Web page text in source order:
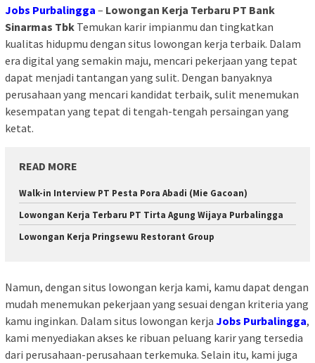
Jobs Purbalingga – Lowongan Kerja Terbaru PT Bank
Sinarmas Tbk Temukan karir impianmu dan tingkatkan
kualitas hidupmu dengan situs lowongan kerja terbaik. Dalam
era digital yang semakin maju, mencari pekerjaan yang tepat
dapat menjadi tantangan yang sulit. Dengan banyaknya
perusahaan yang mencari kandidat terbaik, sulit menemukan
kesempatan yang tepat di tengah-tengah persaingan yang
ketat.
READ MORE
Walk-in Interview PT Pesta Pora Abadi (Mie Gacoan)
Lowongan Kerja Terbaru PT Tirta Agung Wijaya Purbalingga
Lowongan Kerja Pringsewu Restorant Group
Namun, dengan situs lowongan kerja kami, kamu dapat dengan
mudah menemukan pekerjaan yang sesuai dengan kriteria yang
kamu inginkan. Dalam situs lowongan kerja Jobs Purbalingga,
kami menyediakan akses ke ribuan peluang karir yang tersedia
dari perusahaan-perusahaan terkemuka. Selain itu, kami juga